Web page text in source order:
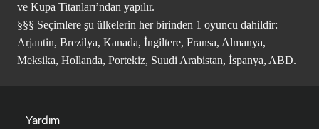
ve Kupa Titanları’ndan yapılır.
§§§ Seçimlere şu ülkelerin her birinden 1 oyuncu dahildir:
Arjantin, Brezilya, Kanada, İngiltere, Fransa, Almanya,
Meksika, Hollanda, Portekiz, Suudi Arabistan, İspanya, ABD.
Yardım